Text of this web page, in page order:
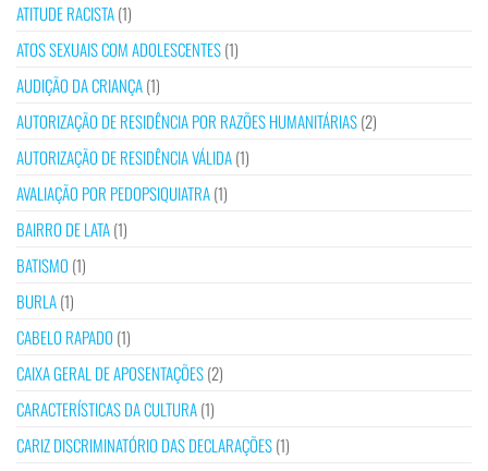
ATITUDE RACISTA(1)
ATOS SEXUAIS COM ADOLESCENTES(1)
AUDIÇÃO DA CRIANÇA(1)
AUTORIZAÇÃO DE RESIDÊNCIA POR RAZÕES HUMANITÁRIAS(2)
AUTORIZAÇÃO DE RESIDÊNCIA VÁLIDA(1)
AVALIAÇÃO POR PEDOPSIQUIATRA(1)
BAIRRO DE LATA(1)
BATISMO (1)
BURLA(1)
CABELO RAPADO (1)
CAIXA GERAL DE APOSENTAÇÕES(2)
CARACTERÍSTICAS DA CULTURA(1)
CARIZ DISCRIMINATÓRIO DAS DECLARAÇÕES(1)